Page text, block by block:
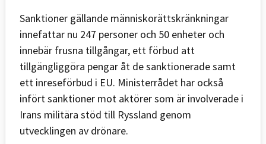
Sanktioner gällande människorättskränkningar
innefattar nu 247 personer och 50 enheter och
innebär frusna tillgångar, ett förbud att
tillgängliggöra pengar åt de sanktionerade samt
ett inreseförbud i EU. Ministerrådet har också
infört sanktioner mot aktörer som är involverade i
Irans militära stöd till Ryssland genom
utvecklingen av drönare.